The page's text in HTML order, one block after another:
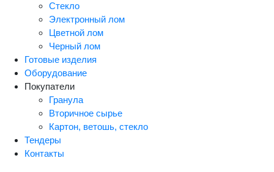
Стекло
Электронный лом
Цветной лом
Черный лом
Готовые изделия
Оборудование
Покупатели
Гранула
Вторичное сырье
Картон, ветошь, стекло
Тендеры
Контакты